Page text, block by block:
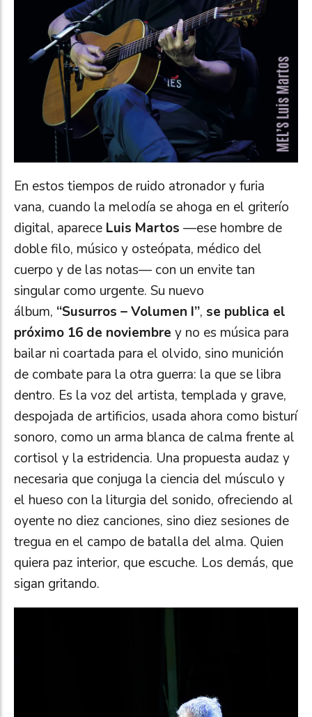
En estos tiempos de ruido atronador y furia
vana, cuando la melodía se ahoga en el griterío
digital, aparece Luis Martos —ese hombre de
doble filo, músico y osteópata, médico del
cuerpo y de las notas— con un envite tan
singular como urgente. Su nuevo
álbum, “Susurros – Volumen I”, se publica el
próximo 16 de noviembre y no es música para
bailar ni coartada para el olvido, sino munición
de combate para la otra guerra: la que se libra
dentro. Es la voz del artista, templada y grave,
despojada de artificios, usada ahora como bisturí
sonoro, como un arma blanca de calma frente al
cortisol y la estridencia. Una propuesta audaz y
necesaria que conjuga la ciencia del músculo y
el hueso con la liturgia del sonido, ofreciendo al
oyente no diez canciones, sino diez sesiones de
tregua en el campo de batalla del alma. Quien
quiera paz interior, que escuche. Los demás, que
sigan gritando.